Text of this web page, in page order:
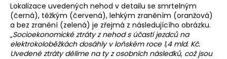
Lokalizace uvedených nehod v detailu se smrtelným
(černá), těžkým (červená), lehkým zraněním (oranžová)
a bez zranění (zelená) je zřejmá z následujícího obrázku.
„Socioekonomické ztráty z nehod s účastí jezdců na
elektrokoloběžkách dosáhly v loňském roce 1,4 mld. Kč.
Uvedené ztráty dělíme na ty z osobních následků, což jsou